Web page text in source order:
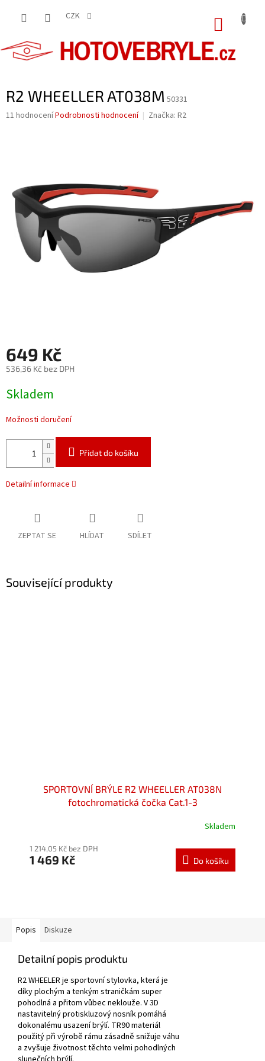
CZK
R2 WHEELLER AT038M 50331
Průměrné
hvězdiček.
11 hodnoceníPodrobnosti hodnocení Značka: R2
649 Kč
536,36 Kč bez DPH
cena:
Skladem
Možnosti doručení
Přidat do košíku
Detailní informace
ZEPTAT SE HLÍDAT SDÍLET
Související produkty
SPORTOVNÍ BRÝLE R2 WHEELLER AT038N
fotochromatická čočka Cat.1-3
produktu
je
Skladem
1 214,05 Kč bez DPH
1 469 Kč Do košíku
Popis Diskuze
Detailní popis produktu
R2 WHEELER je sportovní stylovka, která je
díky plochým a tenkým straničkám super
pohodlná a přitom vůbec neklouže. V 3D
nastavitelný protiskluzový nosník pomáhá
dokonalému usazení brýlí. TR90 materiál
použitý při výrobě rámu zásadně snižuje váhu
a zvyšuje životnost těchto velmi pohodlných